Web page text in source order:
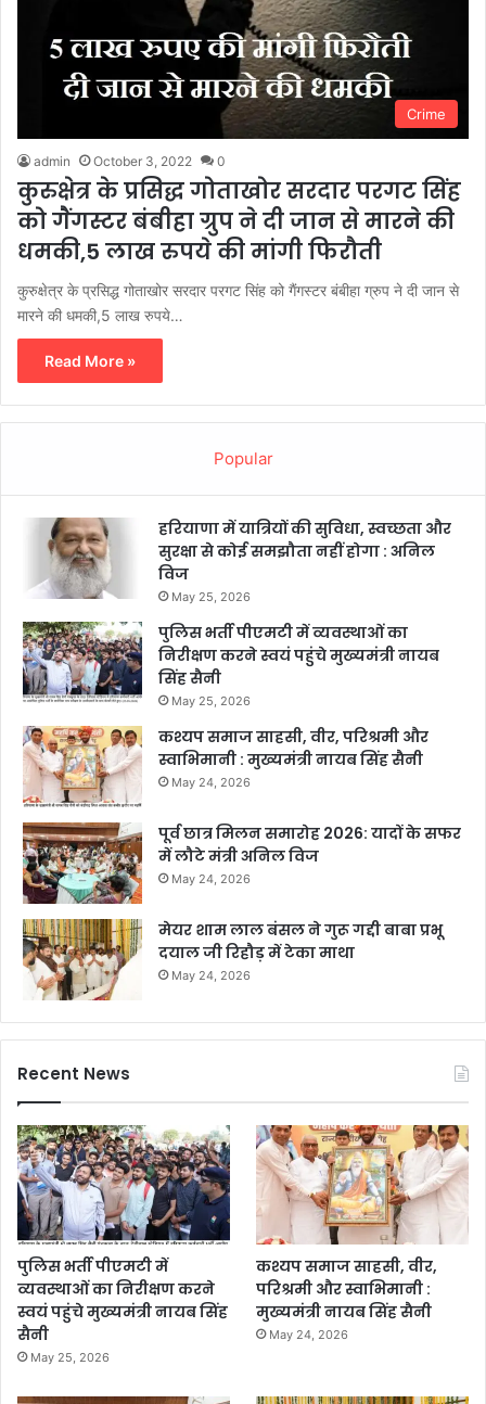
Crime
admin October 3, 2022 0
कुरुक्षेत्र के प्रसिद्ध गोताखोर सरदार परगट सिंह
को गैंगस्टर बंबीहा ग्रुप ने दी जान से मारने की
धमकी,5 लाख रुपये की मांगी फिरौती
कुरुक्षेत्र के प्रसिद्ध गोताखोर सरदार परगट सिंह को गैंगस्टर बंबीहा ग्रुप ने दी जान से
मारने की धमकी,5 लाख रुपये…
Read More »
Popular
हरियाणा में यात्रियों की सुविधा, स्वच्छता और
सुरक्षा से कोई समझौता नहीं होगा : अनिल
विज
May 25, 2026
पुलिस भर्ती पीएमटी में व्यवस्थाओं का
निरीक्षण करने स्वयं पहुंचे मुख्यमंत्री नायब
सिंह सैनी
May 25, 2026
कश्यप समाज साहसी, वीर, परिश्रमी और
स्वाभिमानी : मुख्यमंत्री नायब सिंह सैनी
May 24, 2026
पूर्व छात्र मिलन समारोह 2026: यादों के सफर
में लौटे मंत्री अनिल विज
May 24, 2026
मेयर शाम लाल बंसल ने गुरू गद्दी बाबा प्रभू
दयाल जी रिहौड़ में टेका माथा
May 24, 2026
Recent News
पुलिस भर्ती पीएमटी में
व्यवस्थाओं का निरीक्षण करने
स्वयं पहुंचे मुख्यमंत्री नायब सिंह
सैनी
May 25, 2026
कश्यप समाज साहसी, वीर,
परिश्रमी और स्वाभिमानी :
मुख्यमंत्री नायब सिंह सैनी
May 24, 2026